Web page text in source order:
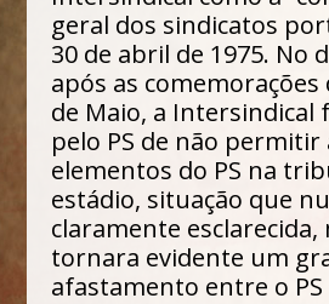
geral dos sindicatos
30 de abril de 1975. No
após as
de Maio, a Intersindical
pelo PS de não permitir
elementos do PS na
estádio, situação que
claramente esclarecida,
tornara evidente um
afastamento entre o PS